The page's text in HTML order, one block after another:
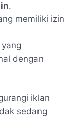
.
memiliki izin
dengan
iklan
sedang